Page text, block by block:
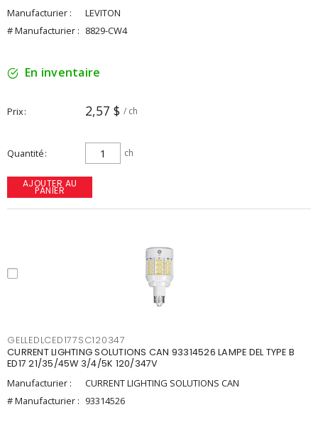
Manufacturier :
LEVITON
# Manufacturier : 8829-CW4
En inventaire
Prix 2,57 $ / ch
Quantité ch
AJOUTER AU
PANIER
GELLEDLCED177SC120347
CURRENT LIGHTING SOLUTIONS CAN 93314526 LAMPE DEL TYPE B
ED17 21/35/45W 3/4/5K 120/347V
Manufacturier :
CURRENT LIGHTING SOLUTIONS CAN
# Manufacturier : 93314526